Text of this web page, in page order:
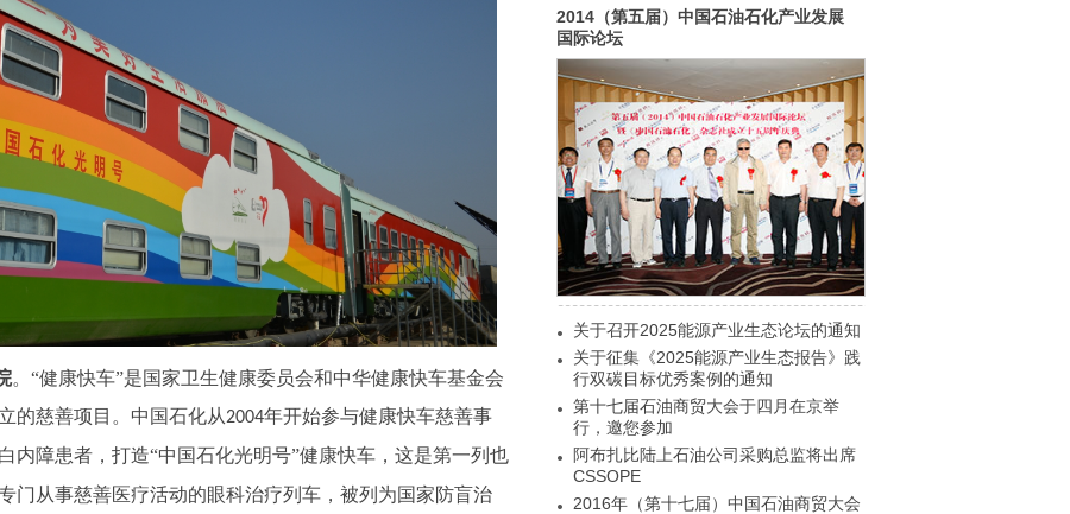
。 “健康快车”是国家卫生健康委员会和中华健康快车基金会
的慈善项目。中国石化从2004年开始参与健康快车慈善事
内障患者，打造“中国石化光明号”健康快车，这是第一列也
门从事慈善医疗活动的眼科治疗列车，被列为国家防盲治
2014（第五届）中国石油石化产业发展
国际论坛
关于召开2025能源产业生态论坛的通知
关于征集《2025能源产业生态报告》践
行双碳目标优秀案例的通知
第十七届石油商贸大会于四月在京举
行，邀您参加
阿布扎比陆上石油公司采购总监将出席
CSSOPE
2016年（第十七届）中国石油商贸大会